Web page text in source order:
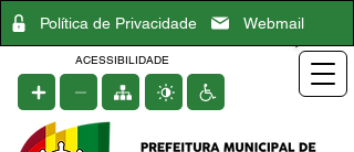
Política de Privacidade Webmail
ACESSIBILIDADE